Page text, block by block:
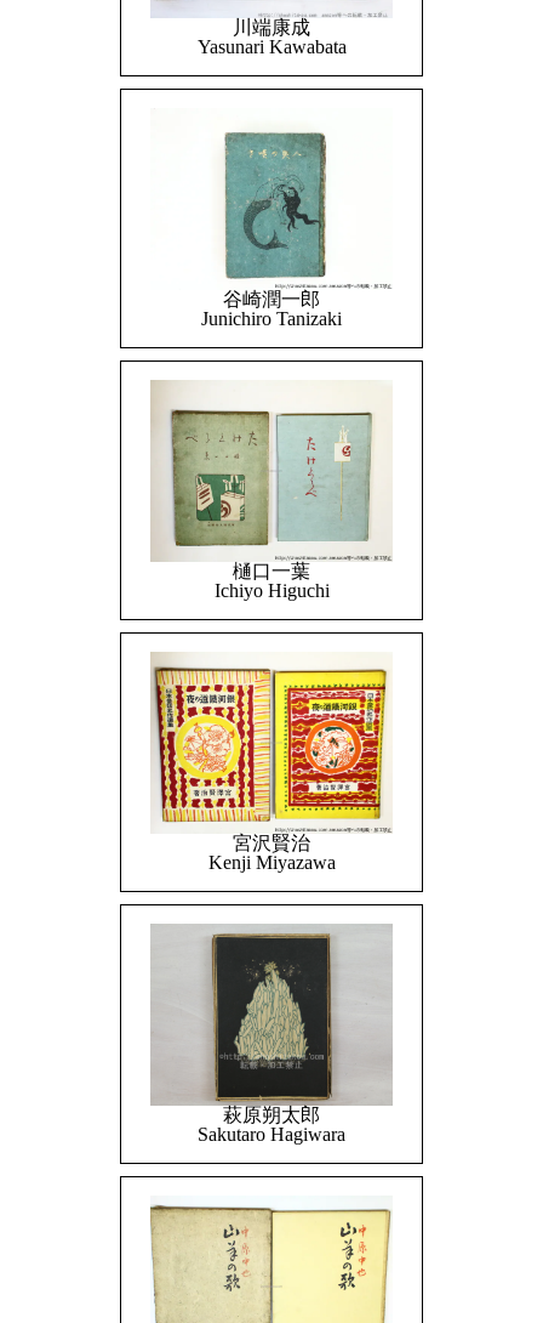
川端康成
Yasunari Kawabata
谷崎潤一郎
Junichiro Tanizaki
樋口一葉
Ichiyo Higuchi
宮沢賢治
Kenji Miyazawa
萩原朔太郎
Sakutaro Hagiwara